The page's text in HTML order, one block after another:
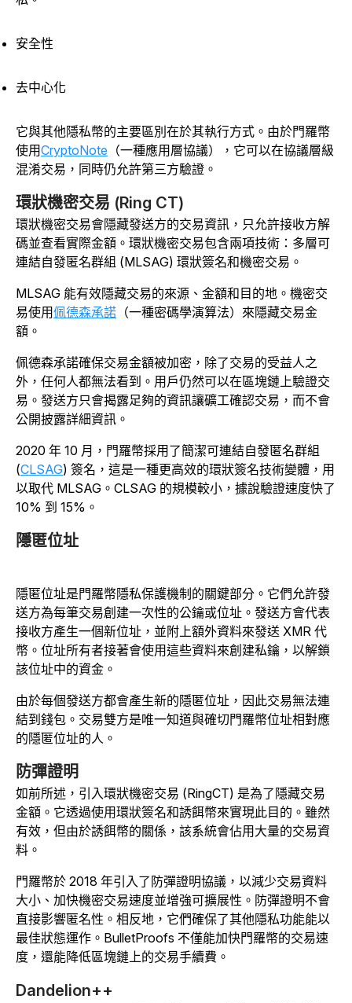
安全性
去中心化
它與其他隱私幣的主要區別在於其執行方式。由於門羅幣
使用CryptoNote （一種應用層協議），它可以在協議層級
混淆交易，同時仍允許第三方驗證。
環狀機密交易 (Ring CT)
環狀機密交易會隱藏發送方的交易資訊，只允許接收方解
碼並查看實際金額。環狀機密交易包含兩項技術：多層可
連結自發匿名群組 (MLSAG) 環狀簽名和機密交易。
MLSAG 能有效隱藏交易的來源、金額和目的地。機密交
易使用佩德森承諾 （一種密碼學演算法）來隱藏交易金
額。
佩德森承諾確保交易金額被加密，除了交易的受益人之
外，任何人都無法看到。用戶仍然可以在區塊鏈上驗證交
易。發送方只會揭露足夠的資訊讓礦工確認交易，而不會
公開披露詳細資訊。
2020 年 10 月，門羅幣採用了簡潔可連結自發匿名群組
(CLSAG) 簽名，這是一種更高效的環狀簽名技術變體，用
以取代 MLSAG。CLSAG 的規模較小，據說驗證速度快了
10% 到 15%。
隱匿位址
隱匿位址是門羅幣隱私保護機制的關鍵部分。它們允許發
送方為每筆交易創建一次性的公鑰或位址。發送方會代表
接收方產生一個新位址，並附上額外資料來發送 XMR 代
幣。位址所有者接著會使用這些資料來創建私鑰，以解鎖
該位址中的資金。
由於每個發送方都會產生新的隱匿位址，因此交易無法連
結到錢包。交易雙方是唯一知道與確切門羅幣位址相對應
的隱匿位址的人。
防彈證明
如前所述，引入環狀機密交易 (RingCT) 是為了隱藏交易
金額。它透過使用環狀簽名和誘餌幣來實現此目的。雖然
有效，但由於誘餌幣的關係，該系統會佔用大量的交易資
料。
門羅幣於 2018 年引入了防彈證明協議，以減少交易資料
大小、加快機密交易速度並增強可擴展性。防彈證明不會
直接影響匿名性。相反地，它們確保了其他隱私功能能以
最佳狀態運作。BulletProofs 不僅能加快門羅幣的交易速
度，還能降低區塊鏈上的交易手續費。
Dandelion++